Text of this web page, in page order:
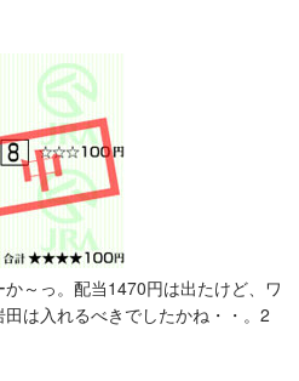
～っ。配当1470円は出たけど、ワ
は入れるべきでしたかね・・。2